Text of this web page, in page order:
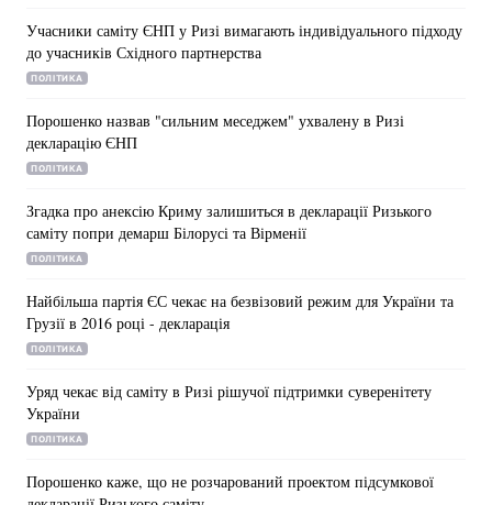
Тема оформлення
Учасники саміту ЄНП у Ризі вимагають індивідуального підходу
до учасників Східного партнерства
ПОЛІТИКА
Порошенко назвав "сильним меседжем" ухвалену в Ризі
декларацію ЄНП
ПОЛІТИКА
Згадка про анексію Криму залишиться в декларації Ризького
саміту попри демарш Білорусі та Вірменії
ПОЛІТИКА
Найбільша партія ЄС чекає на безвізовий режим для України та
Грузії в 2016 році - декларація
ПОЛІТИКА
Уряд чекає від саміту в Ризі рішучої підтримки суверенітету
України
ПОЛІТИКА
Порошенко каже, що не розчарований проектом підсумкової